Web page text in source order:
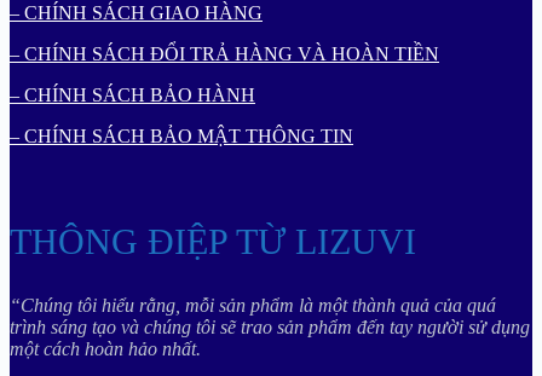
– CHÍNH SÁCH GIAO HÀNG
– CHÍNH SÁCH ĐỔI TRẢ HÀNG VÀ HOÀN TIỀN
– CHÍNH SÁCH BẢO HÀNH
– CHÍNH SÁCH BẢO MẬT THÔNG TIN
THÔNG ĐIỆP TỪ LIZUVI
“Chúng tôi hiểu rằng, mỗi sản phẩm là một thành quả của quá
trình sáng tạo và chúng tôi sẽ trao sản phẩm đến tay người sử dụng
một cách hoàn hảo nhất.